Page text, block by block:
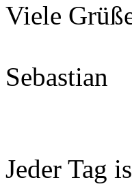
Viele
Sebastian
Jeder Tag